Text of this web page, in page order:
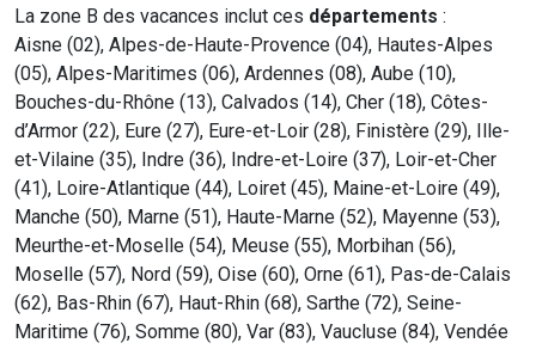
La zone B des vacances inclut ces départements :
Aisne (02), Alpes-de-Haute-Provence (04), Hautes-Alpes
(05), Alpes-Maritimes (06), Ardennes (08), Aube (10),
Bouches-du-Rhône (13), Calvados (14), Cher (18), Côtes-
d’Armor (22), Eure (27), Eure-et-Loir (28), Finistère (29), Ille-
et-Vilaine (35), Indre (36), Indre-et-Loire (37), Loir-et-Cher
(41), Loire-Atlantique (44), Loiret (45), Maine-et-Loire (49),
Manche (50), Marne (51), Haute-Marne (52), Mayenne (53),
Meurthe-et-Moselle (54), Meuse (55), Morbihan (56),
Moselle (57), Nord (59), Oise (60), Orne (61), Pas-de-Calais
(62), Bas-Rhin (67), Haut-Rhin (68), Sarthe (72), Seine-
Maritime (76), Somme (80), Var (83), Vaucluse (84), Vendée